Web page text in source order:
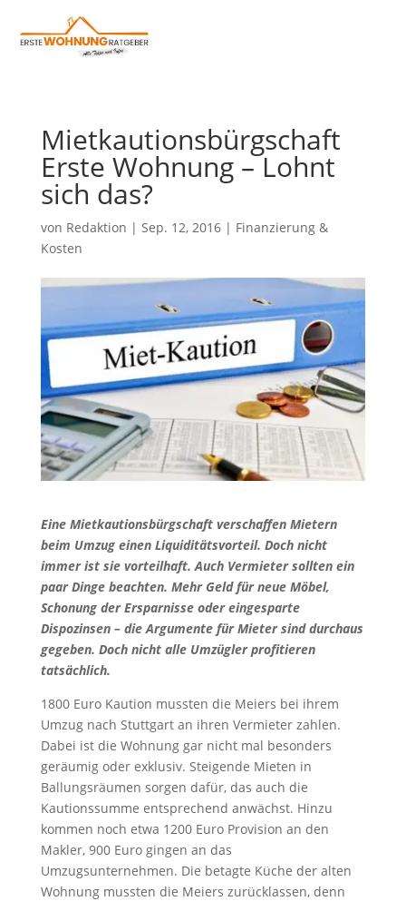
Mietkautionsbürgschaft
Erste Wohnung – Lohnt
sich das?
von Redaktion | Sep. 12, 2016| Finanzierung &
Kosten
Eine Mietkautionsbürgschaft verschaffen Mietern
beim Umzug einen Liquiditätsvorteil. Doch nicht
immer ist sie vorteilhaft. Auch Vermieter sollten ein
paar Dinge beachten. Mehr Geld für neue Möbel,
Schonung der Ersparnisse oder eingesparte
Dispozinsen – die Argumente für Mieter sind durchaus
gegeben. Doch nicht alle Umzügler profitieren
tatsächlich.
1800 Euro Kaution mussten die Meiers bei ihrem
Umzug nach Stuttgart an ihren Vermieter zahlen.
Dabei ist die Wohnung gar nicht mal besonders
geräumig oder exklusiv. Steigende Mieten in
Ballungsräumen sorgen dafür, das auch die
Kautionssumme entsprechend anwächst. Hinzu
kommen noch etwa 1200 Euro Provision an den
Makler, 900 Euro gingen an das
Umzugsunternehmen. Die betagte Küche der alten
Wohnung mussten die Meiers zurücklassen, denn